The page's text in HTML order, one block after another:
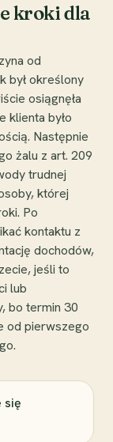
kroki dla
od
był określony
osiągnęła
klienta było
Następnie
żalu z art. 209
trudnej
której
Po
kontaktu z
dochodów,
jeśli to
lub
bo termin 30
od pierwszego
się